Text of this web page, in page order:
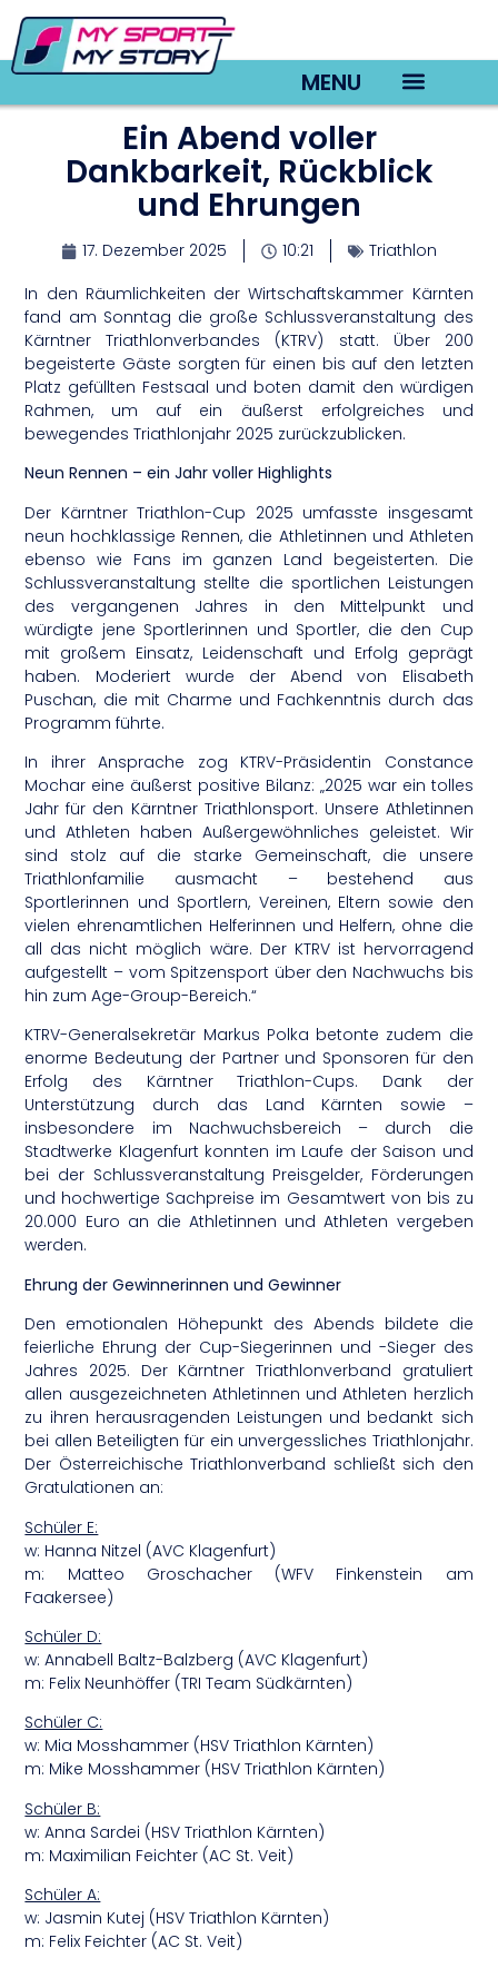
MENU
Ein Abend voller
Dankbarkeit, Rückblick
und Ehrungen
17. Dezember 2025 10:21
Triathlon
In den Räumlichkeiten der Wirtschaftskammer Kärnten
fand am Sonntag die große Schlussveranstaltung des
Kärntner Triathlonverbandes (KTRV) statt. Über 200
begeisterte Gäste sorgten für einen bis auf den letzten
Platz gefüllten Festsaal und boten damit den würdigen
Rahmen, um auf ein äußerst erfolgreiches und
bewegendes Triathlonjahr 2025 zurückzublicken.
Neun Rennen – ein Jahr voller Highlights
Der Kärntner Triathlon-Cup 2025 umfasste insgesamt
neun hochklassige Rennen, die Athletinnen und Athleten
ebenso wie Fans im ganzen Land begeisterten. Die
Schlussveranstaltung stellte die sportlichen Leistungen
des vergangenen Jahres in den Mittelpunkt und
würdigte jene Sportlerinnen und Sportler, die den Cup
mit großem Einsatz, Leidenschaft und Erfolg geprägt
haben. Moderiert wurde der Abend von Elisabeth
Puschan, die mit Charme und Fachkenntnis durch das
Programm führte.
In ihrer Ansprache zog KTRV-Präsidentin Constance
Mochar eine äußerst positive Bilanz: „2025 war ein tolles
Jahr für den Kärntner Triathlonsport. Unsere Athletinnen
und Athleten haben Außergewöhnliches geleistet. Wir
sind stolz auf die starke Gemeinschaft, die unsere
Triathlonfamilie ausmacht – bestehend aus
Sportlerinnen und Sportlern, Vereinen, Eltern sowie den
vielen ehrenamtlichen Helferinnen und Helfern, ohne die
all das nicht möglich wäre. Der KTRV ist hervorragend
aufgestellt – vom Spitzensport über den Nachwuchs bis
hin zum Age-Group-Bereich.“
KTRV-Generalsekretär Markus Polka betonte zudem die
enorme Bedeutung der Partner und Sponsoren für den
Erfolg des Kärntner Triathlon-Cups. Dank der
Unterstützung durch das Land Kärnten sowie –
insbesondere im Nachwuchsbereich – durch die
Stadtwerke Klagenfurt konnten im Laufe der Saison und
bei der Schlussveranstaltung Preisgelder, Förderungen
und hochwertige Sachpreise im Gesamtwert von bis zu
20.000 Euro an die Athletinnen und Athleten vergeben
werden.
Ehrung der Gewinnerinnen und Gewinner
Den emotionalen Höhepunkt des Abends bildete die
feierliche Ehrung der Cup-Siegerinnen und -Sieger des
Jahres 2025. Der Kärntner Triathlonverband gratuliert
allen ausgezeichneten Athletinnen und Athleten herzlich
zu ihren herausragenden Leistungen und bedankt sich
bei allen Beteiligten für ein unvergessliches Triathlonjahr.
Der Österreichische Triathlonverband schließt sich den
Gratulationen an:
Schüler E:
w: Hanna Nitzel (AVC Klagenfurt)
m: Matteo Groschacher (WFV Finkenstein am
Faakersee)
Schüler D:
w: Annabell Baltz-Balzberg (AVC Klagenfurt)
m: Felix Neunhöffer (TRI Team Südkärnten)
Schüler C:
w: Mia Mosshammer (HSV Triathlon Kärnten)
m: Mike Mosshammer (HSV Triathlon Kärnten)
Schüler B:
w: Anna Sardei (HSV Triathlon Kärnten)
m: Maximilian Feichter (AC St. Veit)
Schüler A:
w: Jasmin Kutej (HSV Triathlon Kärnten)
m: Felix Feichter (AC St. Veit)